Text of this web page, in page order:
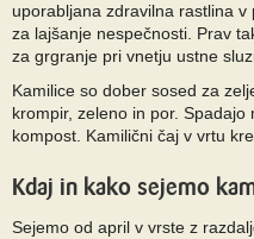
uporabljana zdravilna rastlina
za lajšanje nespečnosti. Prav
za grgranje pri vnetju ustne
Kamilice so dober sosed za
krompir, zeleno in por.
kompost. Kamilični čaj v vrtu
Kdaj in kako sejemo
Sejemo od april v vrste z